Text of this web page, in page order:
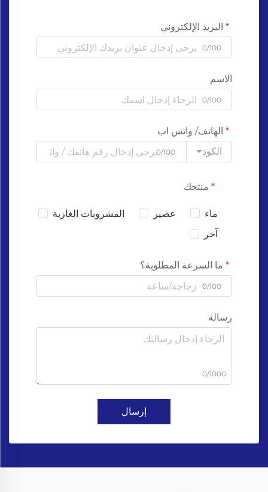
البريد الإلكتروني
0/100
الاسم
0/100
الهاتف/ واتس اب
الكود
0/100
منتجك
ماء عصير
المشروبات الغازية
آخر
ما السرعة المطلوبة؟
0/100
رسالة
0/1000
إرسال